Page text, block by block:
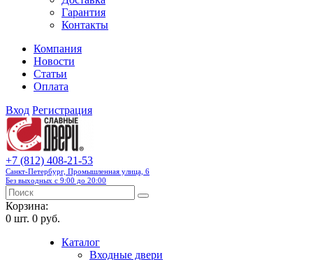
Гарантия
Контакты
Компания
Новости
Статьи
Оплата
Вход Регистрация
+7 (812) 408-21-53
Санкт-Петербург, Промышленная улица, 6
Без выходных с 9:00 до 20:00
Корзина:
0 шт. 0 руб.
Каталог
Входные двери